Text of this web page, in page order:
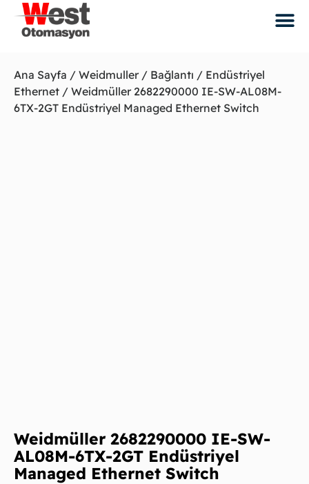
Ana Sayfa / Weidmuller / Bağlantı / Endüstriyel
Ethernet / Weidmüller 2682290000 IE-SW-AL08M-
6TX-2GT Endüstriyel Managed Ethernet Switch
Weidmüller 2682290000 IE-SW-
AL08M-6TX-2GT Endüstriyel
Managed Ethernet Switch